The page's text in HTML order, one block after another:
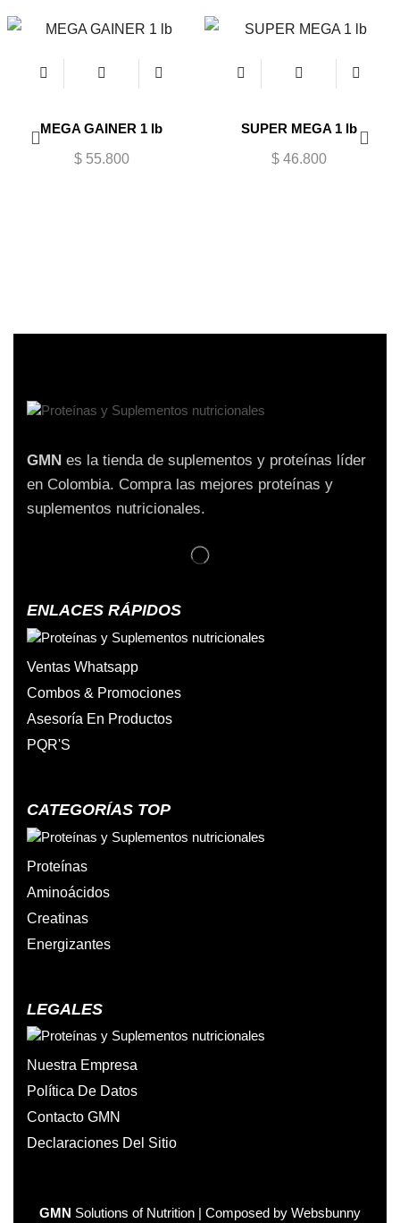
MEGA GAINER 1 lb
$55.800
SUPER MEGA 1 lb
$46.800
GMN es la tienda de suplementos y proteínas líder
en Colombia. Compra las mejores proteínas y
suplementos nutricionales.
ENLACES RÁPIDOS
Ventas Whatsapp
Combos & Promociones
Asesoría En Productos
PQR'S
CATEGORÍAS TOP
Proteínas
Aminoácidos
Creatinas
Energizantes
LEGALES
Nuestra Empresa
Política De Datos
Contacto GMN
Declaraciones Del Sitio
GMN Solutions of Nutrition | Composed by Websbunny